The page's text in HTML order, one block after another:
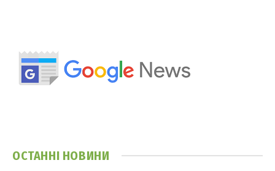
ОСТАННІ НОВИНИ